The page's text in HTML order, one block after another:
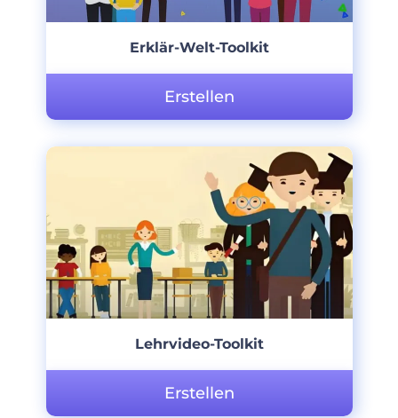
Erklär-Welt-Toolkit
Erstellen
Lehrvideo-Toolkit
Erstellen